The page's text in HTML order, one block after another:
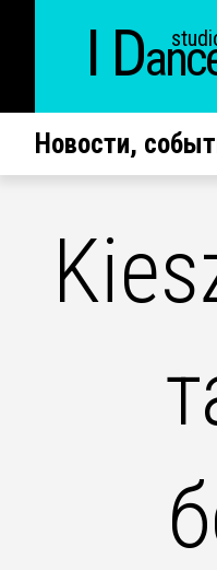
I D
Новости,